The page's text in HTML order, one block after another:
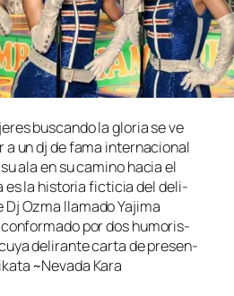
bus­can­do la glo­ria se ve
un dj de fa­ma in­ter­na­cio­nal
ala en su ca­mino ha­cia el
es la his­to­ria fic­ti­cia del de­li­
Ozma lla­ma­do Yajima
por dos hu­mo­ris­
de­li­ran­te car­ta de pre­sen­
~Nevada Kara